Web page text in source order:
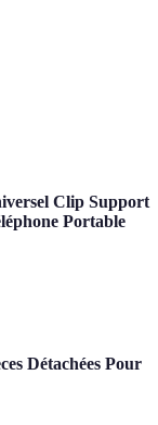
Clip Support
Portable
Détachées Pour